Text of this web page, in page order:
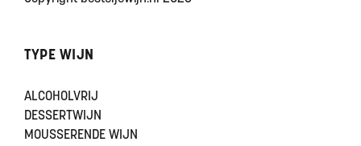
TYPE WIJN
ALCOHOLVRIJ
DESSERTWIJN
MOUSSERENDE WIJN